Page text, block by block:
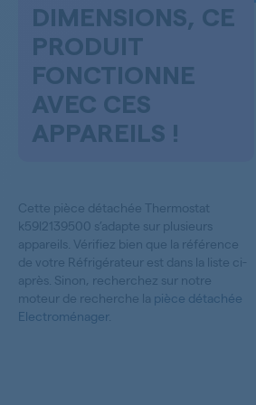
DIMENSIONS, CE
PRODUIT
FONCTIONNE
AVEC CES
APPAREILS !
Cette pièce détachée Thermostat
k59l2139500 s’adapte sur plusieurs
appareils. Vérifiez bien que la référence
de votre Réfrigérateur est dans la liste ci-
après. Sinon, recherchez sur notre
moteur de recherche la pièce détachée
Electroménager.